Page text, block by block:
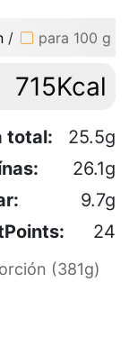
/ para 100 g
715Kcal
total:
25.5g
26.1g
9.7g
24
(381g)